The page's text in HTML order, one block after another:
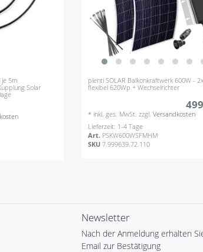
je 5m
Solar
plenti SOLAR Balkonkraftwerk 600W -
flexibel 620Wp + Wechselrichter
* inkl. ges. MwSt. zzgl.Versandkosten
Lieferzeit: 1-4 Tage
Art. PSKW600WSFMHM
SKU7.999639.72.110
Newsletter
Nach der Anmeldung erhalten
Email zur Bestätigung